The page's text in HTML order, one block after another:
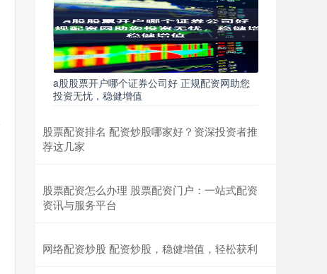
a股股票开户哪个证券公司好 正规配资网助您
投资无忧，稳健增值
股票配资排名 配资炒股哪家好？资深投资者推
荐这几家
股票配资怎么办理 股票配资门户：一站式配资
资讯与服务平台
网络配资炒股 配资炒股，稳健增值，轻松获利